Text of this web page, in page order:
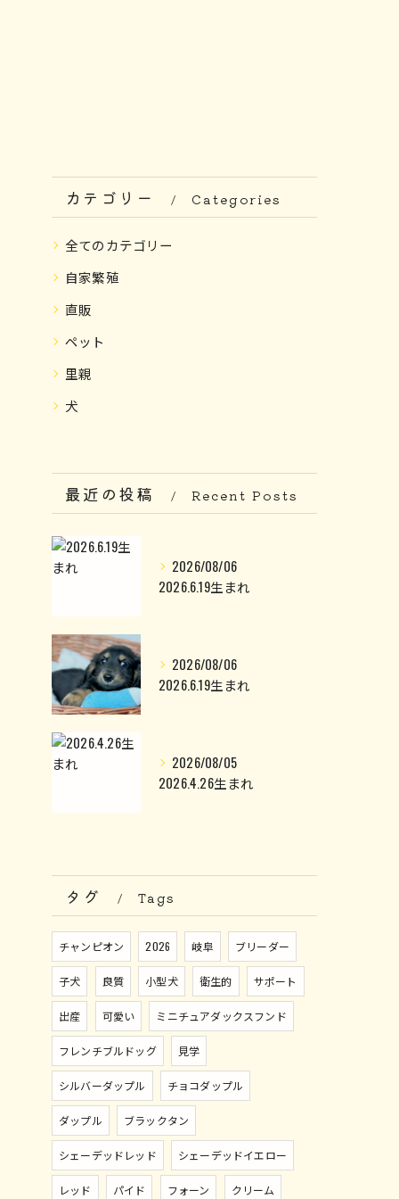
カテゴリー Categories
全てのカテゴリー
自家繁殖
直販
ペット
里親
犬
最近の投稿 Recent Posts
2026/08/06
2026.6.19生まれ
2026/08/06
2026.6.19生まれ
2026/08/05
2026.4.26生まれ
タグ Tags
チャンピオン 2026 岐阜 ブリーダー
子犬 良質 小型犬 衛生的 サポート
出産 可愛い ミニチュアダックスフンド
フレンチブルドッグ 見学
シルバーダップル チョコダップル
ダップル ブラックタン
シェーデッドレッド シェーデッドイエロー
レッド パイド フォーン クリーム